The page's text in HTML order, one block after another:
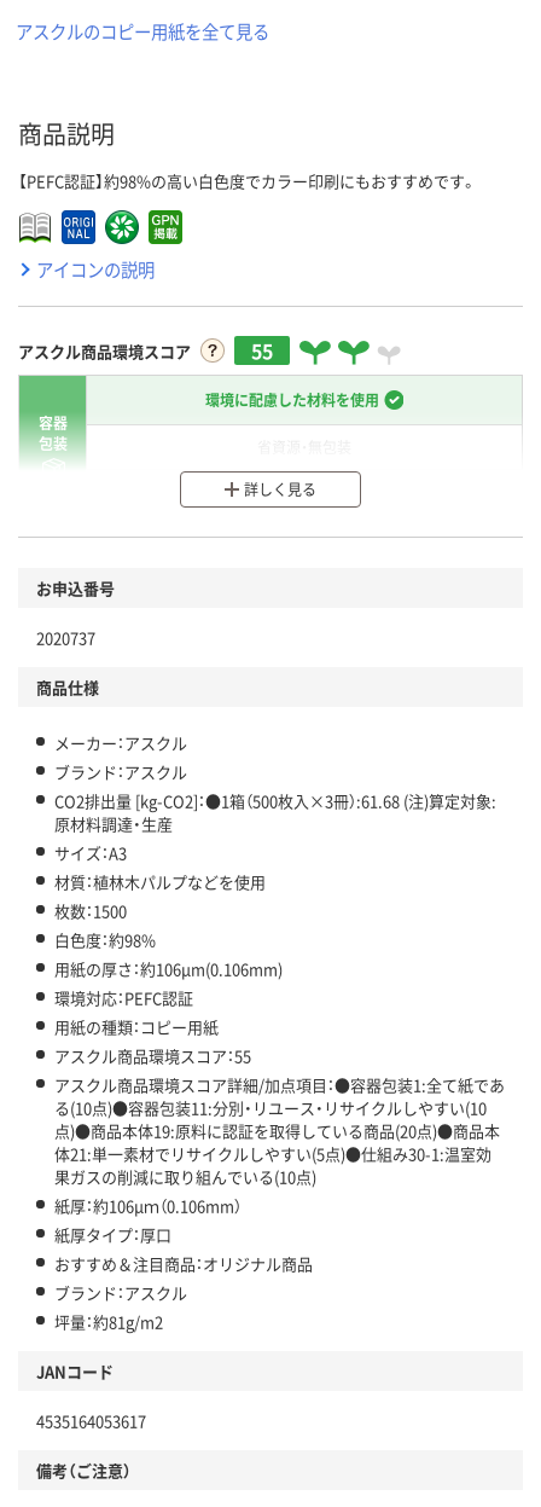
アスクルのコピー用紙を全て見る
商品説明
【PEFC認証】約98%の高い白色度でカラー印刷にもおすすめです。
アイコンの説明
アスクル商品環境スコア 55
容器
包装
環境に配慮した材料を使用
分別・リサイクルしやすい設計
商品
本体
仕組
温室効果ガスなどの削減
この商品の環境配慮ポイントです。下記商品詳細「
アスクル商品環境スコア詳細／加点項目
詳しく見る
お申込番号
2020737
商品仕様
メーカー：アスクル
ブランド：アスクル
CO2排出量 [kg-CO2]：●1箱（500枚入×3冊）:61.68 (注)算定対象:
原材料調達・生産
サイズ：A3
材質：植林木パルプなどを使用
枚数：1500
白色度：約98%
用紙の厚さ：約106μm(0.106mm)
環境対応：PEFC認証
用紙の種類：コピー用紙
アスクル商品環境スコア：55
アスクル商品環境スコア詳細/加点項目：●容器包装1:全て紙であ
る(10点)●容器包装11:分別・リユース・リサイクルしやすい(10
点)●商品本体19:原料に認証を取得している商品(20点)●商品本
体21:単一素材でリサイクルしやすい(5点)●仕組み30-1:温室効
果ガスの削減に取り組んでいる(10点)
紙厚：約106μｍ（0.106mm）
紙厚タイプ：厚口
おすすめ＆注目商品：オリジナル商品
ブランド：アスクル
坪量：約81g/m2
JANコード
4535164053617
備考（ご注意）